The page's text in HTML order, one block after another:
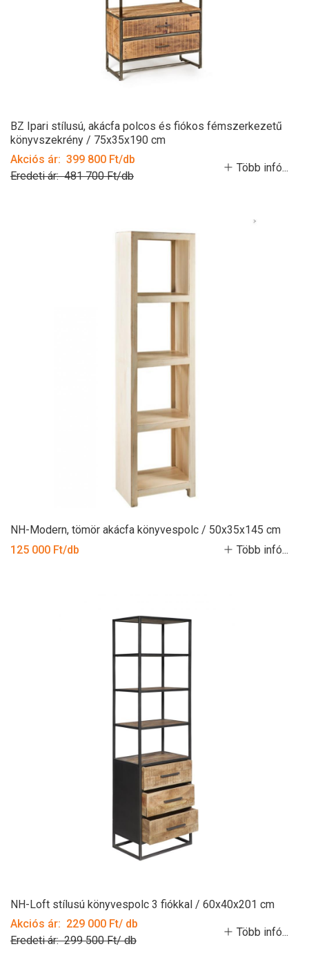
BZ Ipari stílusú, akácfa polcos és fiókos fémszerkezetű
könyvszekrény / 75x35x190 cm
Akciós ár: 399 800 Ft/db
Eredeti ár: 481 700 Ft/db
Több infó...
NH-Modern, tömör akácfa könyvespolc / 50x35x145 cm
125 000 Ft/db
Több infó...
NH-Loft stílusú könyvespolc 3 fiókkal / 60x40x201 cm
Akciós ár: 229 000 Ft/ db
Eredeti ár: 299 500 Ft/ db
Több infó...